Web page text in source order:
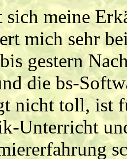
sich meine
mich sehr
gestern
die bs-
nicht toll, ist
Unterricht